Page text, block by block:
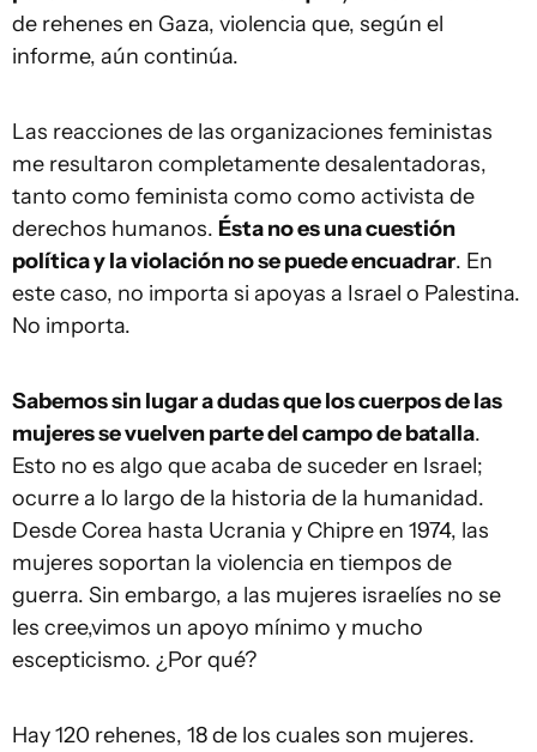
de rehenes en Gaza, violencia que, según el
informe, aún continúa.
Las reacciones de las organizaciones feministas
me resultaron completamente desalentadoras,
tanto como feminista como como activista de
derechos humanos. Ésta no es una cuestión
política y la violación no se puede encuadrar. En
este caso, no importa si apoyas a Israel o Palestina.
No importa.
Sabemos sin lugar a dudas que los cuerpos de las
mujeres se vuelven parte del campo de batalla.
Esto no es algo que acaba de suceder en Israel;
ocurre a lo largo de la historia de la humanidad.
Desde Corea hasta Ucrania y Chipre en 1974, las
mujeres soportan la violencia en tiempos de
guerra. Sin embargo, a las mujeres israelíes no se
les cree,vimos un apoyo mínimo y mucho
escepticismo. ¿Por qué?
Hay 120 rehenes, 18 de los cuales son mujeres.